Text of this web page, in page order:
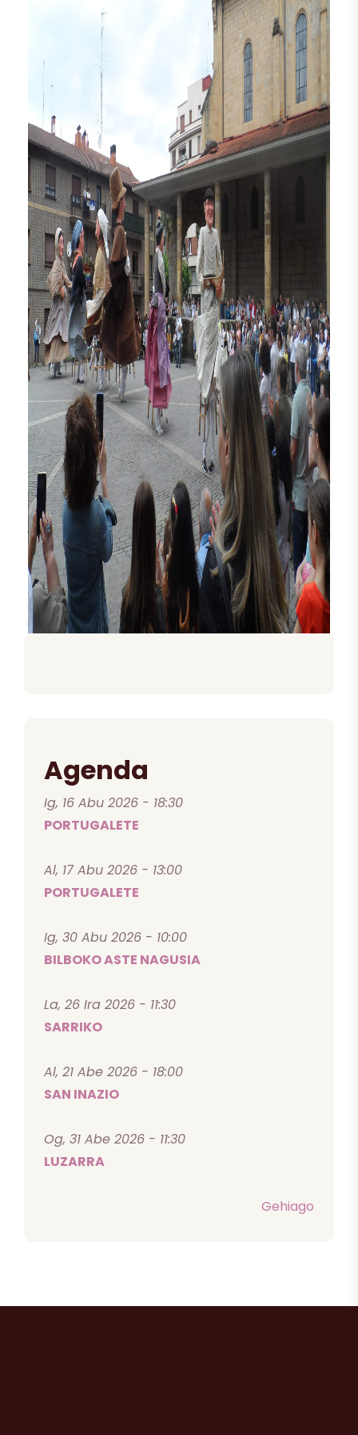
Agenda
Ig, 16 Abu 2026 - 18:30
PORTUGALETE
Al, 17 Abu 2026 - 13:00
PORTUGALETE
Ig, 30 Abu 2026 - 10:00
BILBOKO ASTE NAGUSIA
La, 26 Ira 2026 - 11:30
SARRIKO
Al, 21 Abe 2026 - 18:00
SAN INAZIO
Og, 31 Abe 2026 - 11:30
LUZARRA
Gehiago